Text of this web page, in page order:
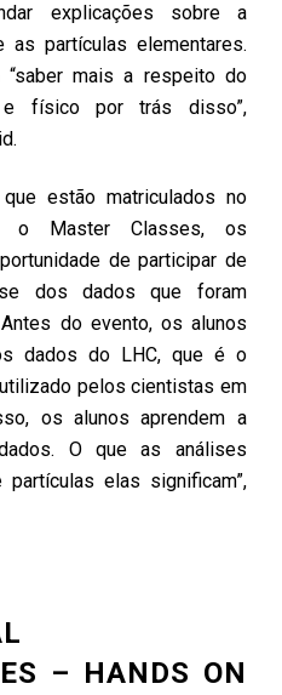
explicações sobre a
partículas elementares.
mais a respeito do
e físico por trás disso”,
estão matriculados no
o Master Classes, os
de participar de
dos dados que foram
do evento, os alunos
dados do LHC, que é o
pelos cientistas em
os alunos aprendem a
O que as análises
elas significam”,
– HANDS ON